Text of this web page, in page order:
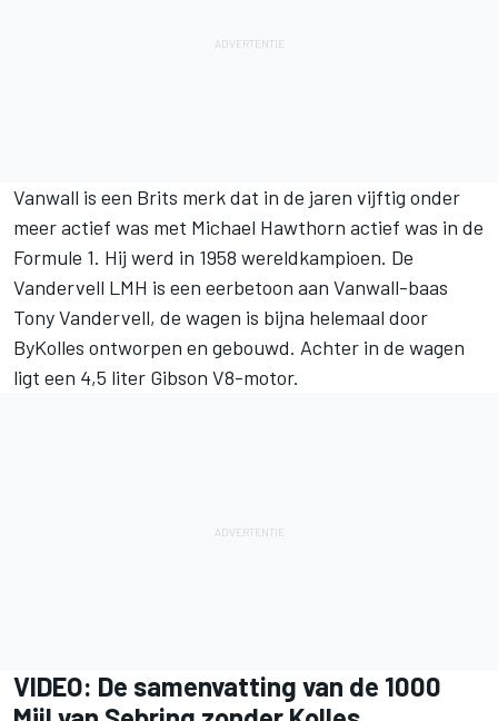
Vanwall is een Brits merk dat in de jaren vijftig onder
meer actief was met Michael Hawthorn actief was in de
Formule 1. Hij werd in 1958 wereldkampioen. De
Vandervell LMH is een eerbetoon aan Vanwall-baas
Tony Vandervell, de wagen is bijna helemaal door
ByKolles ontworpen en gebouwd. Achter in de wagen
ligt een 4,5 liter Gibson V8-motor.
VIDEO: De samenvatting van de 1000